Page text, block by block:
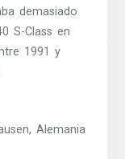
demasiado
S-Class en
1991 y
Alemania